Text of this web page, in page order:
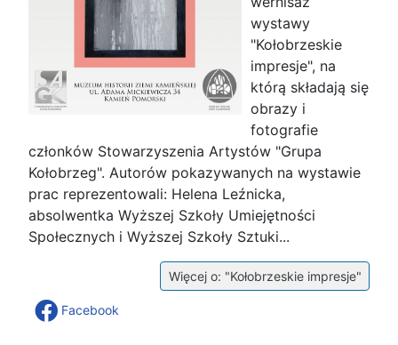
wystawy
"Kołobrzeskie
impresje", na
którą składają się
obrazy i
fotografie
członków Stowarzyszenia Artystów "Grupa
Kołobrzeg". Autorów pokazywanych na wystawie
prac reprezentowali: Helena Leźnicka,
absolwentka Wyższej Szkoły Umiejętności
Społecznych i Wyższej Szkoły Sztuki...
Więcej o: "Kołobrzeskie impresje"
Facebook